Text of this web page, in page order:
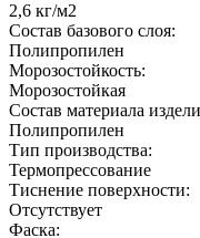
2,6 кг/м2
Состав базового слоя:
Полипропилен
Морозостойкость:
Морозостойкая
Состав материала
Полипропилен
Тип производства:
Термопрессование
Тиснение поверхности:
Отсутствует
Фаска: